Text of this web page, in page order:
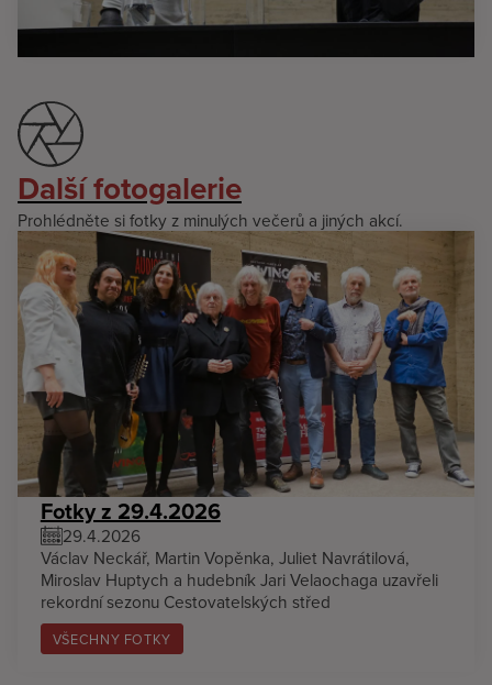
Další fotogalerie
Prohlédněte si fotky z minulých večerů a jiných akcí.
Fotky z 29.4.2026
29.4.2026
Václav Neckář, Martin Vopěnka, Juliet Navrátilová,
Miroslav Huptych a hudebník Jari Velaochaga uzavřeli
rekordní sezonu Cestovatelských střed
VŠECHNY FOTKY